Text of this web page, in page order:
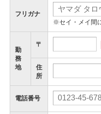
フリガナ
※セイ・メイ間
勤
務
地
〒
住
所
電話番号